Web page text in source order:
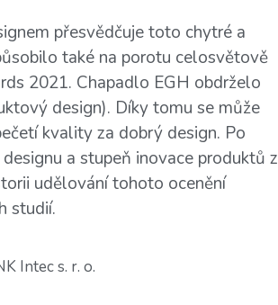
přesvědčuje toto chytré a
také na porotu celosvětově
2021. Chapadlo EGH obdrželo
design). Díky tomu se může
kvality za dobrý design. Po
a stupeň inovace produktů z
udělování tohoto ocenění
studií.
Intec s. r. o.